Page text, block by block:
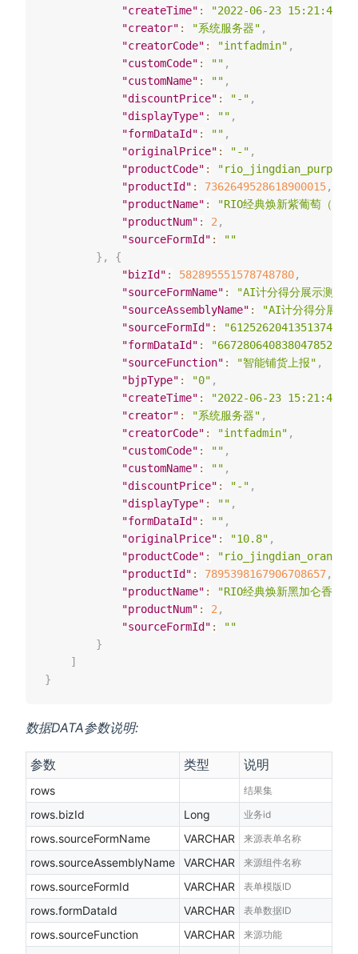
"createTime" : "2022-06-23 15:21:48"
"creator" : "系统服务器" ,
"creatorCode" : "intfadmin" ,
"customCode" : "" ,
"customName" : "" ,
"discountPrice" : "-" ,
"displayType" : "" ,
"formDataId" : "" ,
"originalPrice" : "-" ,
"productCode" :
"productId" : 7362649528618900015,
"productName" :
"RIO经典焕新紫葡萄（焕
"productNum" : 2 ,
"sourceFormId" :
""
} ,
{
"bizId" : 582895551578748780,
"sourceFormName" : "AI计分得分展示测试"
"sourceAssemblyName" :
"AI计分得分展示
"sourceFormId" :
"6125262041351374637"
"formDataId" : "6672806408380478522"
"sourceFunction" : "智能铺货上报" ,
"bjpType" : "0" ,
"createTime" : "2022-06-23 15:21:48"
"creator" : "系统服务器" ,
"creatorCode" : "intfadmin" ,
"customCode" : "" ,
"customName" : "" ,
"discountPrice" : "-" ,
"displayType" : "" ,
"formDataId" : "" ,
"originalPrice" : "10.8" ,
"productCode" :
"productId" : 7895398167906708657,
"productName" :
"RIO经典焕新黑加仑香橙
"productNum" : 2 ,
"sourceFormId" :
""
}
]
}
数据DATA参数说明:
参数 类型 说明
rows 结果集
rows.bizId Long 业务id
rows.sourceFormName VARCHAR 来源表单名称
rows.sourceAssemblyName VARCHAR 来源组件名称
rows.sourceFormId VARCHAR 表单模版ID
rows.formDataId VARCHAR 表单数据ID
rows.sourceFunction VARCHAR 来源功能